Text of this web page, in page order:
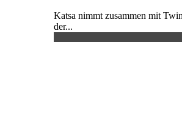
Katsa nimmt zusammen mit
der...